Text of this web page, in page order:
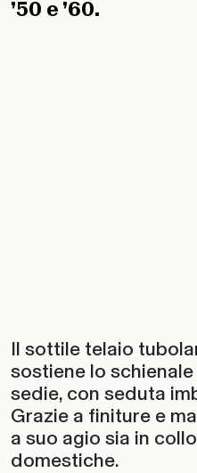
’50 e ’60.
Il sottile telaio
sostiene lo
sedie, con seduta
Grazie a finiture e
a suo agio sia in
domestiche.